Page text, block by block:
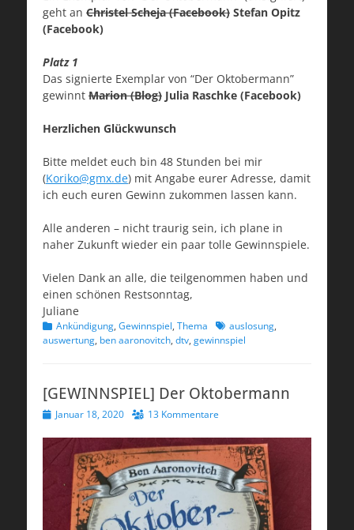
geht an Christel Scheja(Facebook) Stefan Opitz
(Facebook)
Platz 1
Das signierte Exemplar von “Der Oktobermann”
gewinnt Marion (Blog) Julia Raschke (Facebook)
Herzlichen Glückwunsch
Bitte meldet euch bin 48 Stunden bei mir
(Koriko@gmx.de) mit Angabe eurer Adresse, damit
ich euch euren Gewinn zukommen lassen kann.
Alle anderen – nicht traurig sein, ich plane in
naher Zukunft wieder ein paar tolle Gewinnspiele.
Vielen Dank an alle, die teilgenommen haben und
einen schönen Restsonntag,
Juliane
Kategorien
Ankündigung, Gewinnspiel, Thema Schlagworte
auslosung,
auswertung, ben aaronovitch, dtv, gewinnspiel
[GEWINNSPIEL] Der Oktobermann
Veröffentlicht
Januar 18, 2020 13 Kommentare